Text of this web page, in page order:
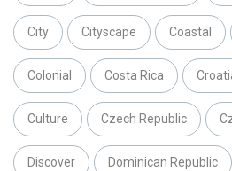
City Cityscape Coastal
Colonial Costa Rica
Culture Czech Republic
Discover Dominican Republic